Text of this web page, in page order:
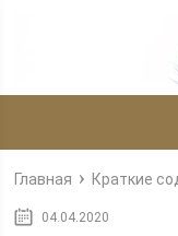
Главная Краткие
04.04.2020